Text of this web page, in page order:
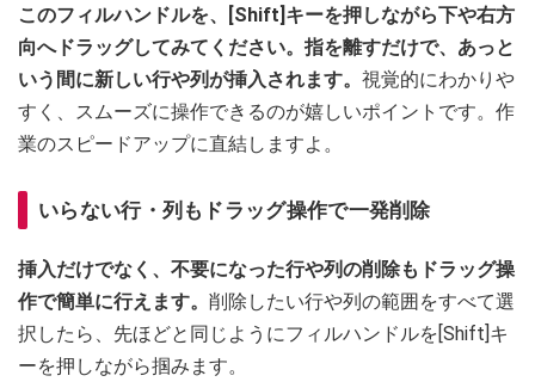
このフィルハンドルを、[Shift]キーを押しながら下や右方
向へドラッグしてみてください。指を離すだけで、あっと
いう間に新しい行や列が挿入されます。 視覚的にわかりや
すく、スムーズに操作できるのが嬉しいポイントです。作
業のスピードアップに直結しますよ。
いらない行・列もドラッグ操作で一発削除
挿入だけでなく、不要になった行や列の削除もドラッグ操
作で簡単に行えます。 削除したい行や列の範囲をすべて選
択したら、先ほどと同じようにフィルハンドルを[Shift]キ
ーを押しながら掴みます。